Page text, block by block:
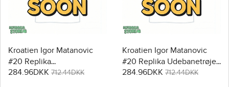
Kroatien Igor Matanovic
#20 Replika
Hjemmebanetrøje VM
284.96DKK 712.44DKK
Kroatien Igor Matanovic
#20 Replika Udebanetrøje
VM 2026 Kortærmet
284.96DKK 712.44DKK